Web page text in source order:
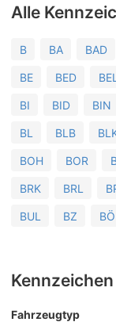
Alle
B BA BAD
BE BED BEL
BI BID BIN
BL BLB
BOH BOR
BRK BRL
BUL BZ BÖ
Fahrzeugtyp